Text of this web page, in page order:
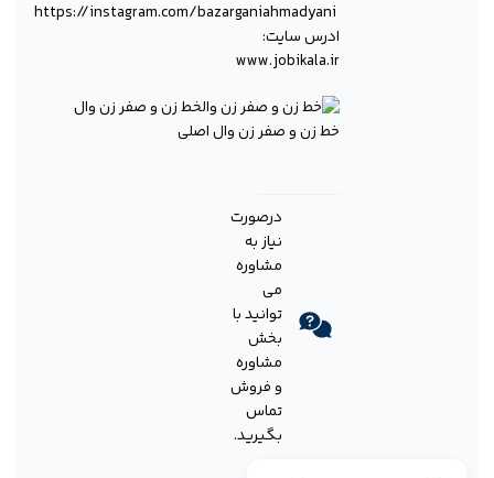
https://instagram.com/bazarganiahmadyani
ادرس سایت:
www.jobikala.ir
خط زن و صفر زن وال اصلی
درصورت
نیاز به
مشاوره
می
توانید با
بخش
مشاوره
و فروش
تماس
بگیرید.